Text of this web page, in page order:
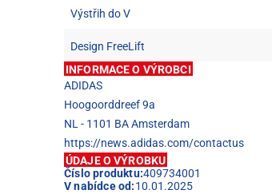
Výstřih do V
Design FreeLift
INFORMACE O VÝROBCI
ADIDAS
Hoogoorddreef 9a
NL - 1101 BA Amsterdam
https://news.adidas.com/contactus
ÚDAJE O VÝROBKU
Číslo produktu:409734001
V nabídce od:10.01.2025